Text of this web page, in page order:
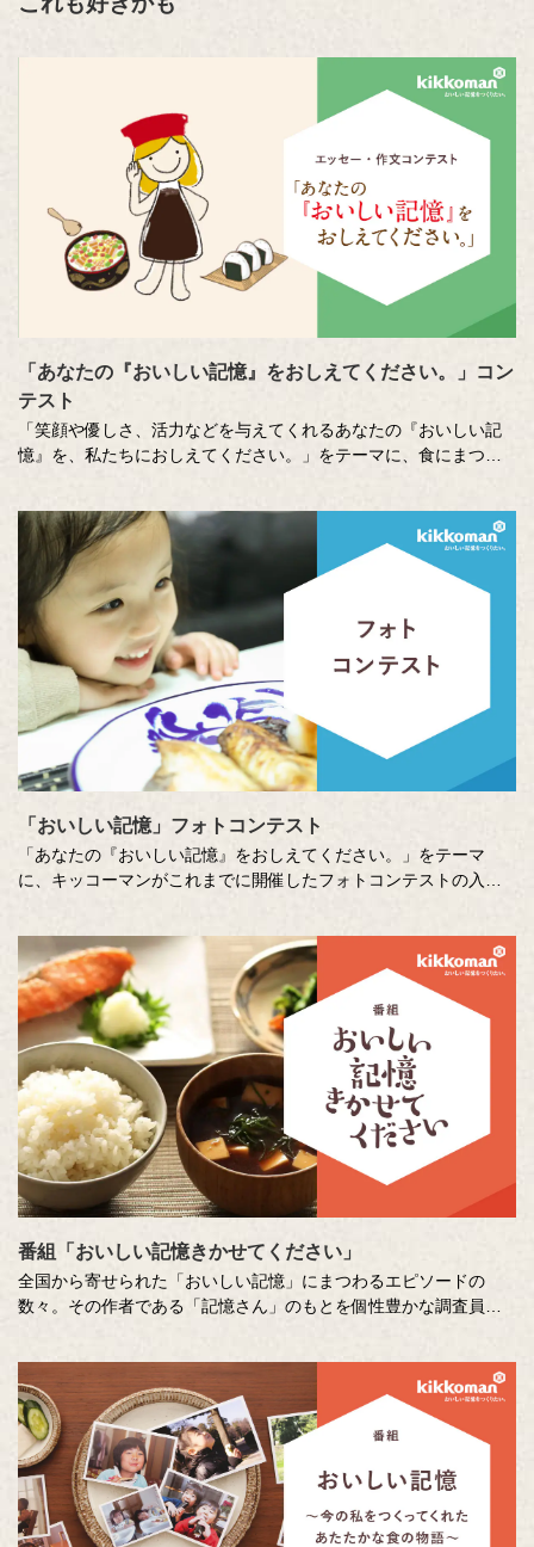
「あなたの『おいしい記憶』をおしえてください。」コン
テスト
「笑顔や優しさ、活力などを与えてくれるあなたの『おいしい記
憶』を、私たちにおしえてください。」をテーマに、食にまつわ
各年代から数多くのこころあたたまる作品が寄せられています。
少し前向きになれる、今が大切になる。そんな「おいしい記憶」
をつづった、歴代の受賞作品をご紹介します。
「おいしい記憶」フォトコンテスト
「あなたの『おいしい記憶』をおしえてください。」をテーマ
に、キッコーマンがこれまでに開催したフォトコンテストの入賞
一枚が集まりました。
番組「おいしい記憶きかせてください」
全国から寄せられた「おいしい記憶」にまつわるエピソードの
数々。その作者である「記憶さん」のもとを個性豊かな調査員が
い、時に涙のドキュメンタリーエンターテインメント番組です。
MC ：藤井隆 進行：吉竹史 ナレーター：小野大輔（声優）